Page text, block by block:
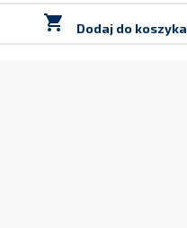
 Dodaj do koszyka